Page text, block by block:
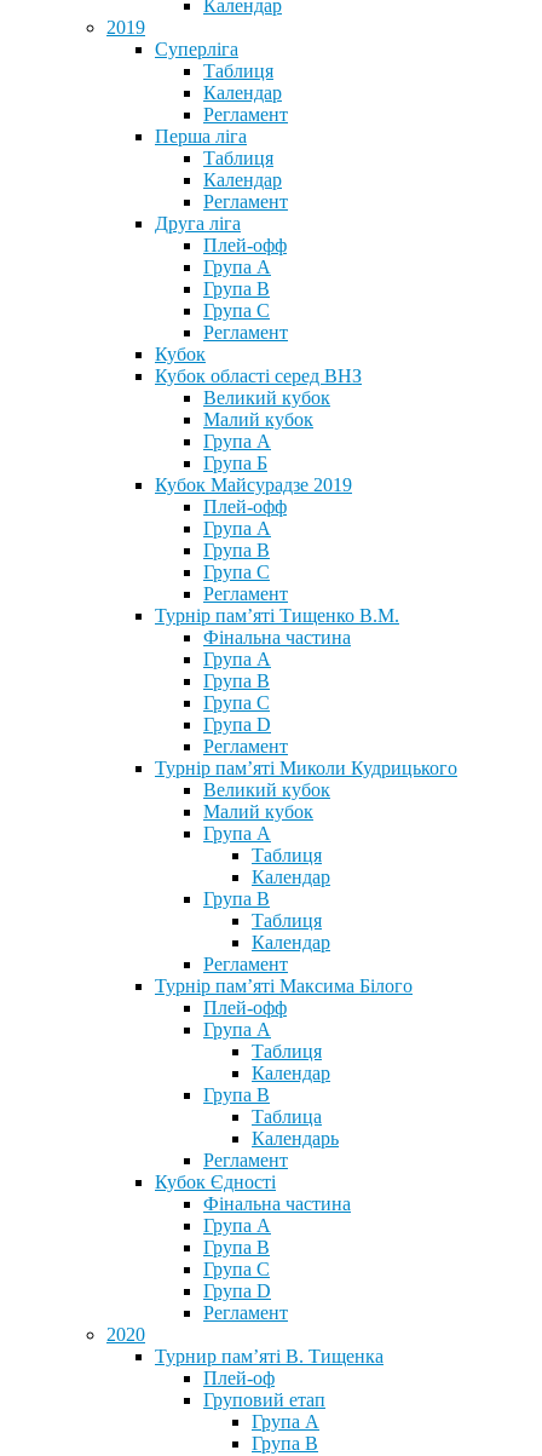
Календар
2019
Суперліга
Таблиця
Календар
Регламент
Перша ліга
Таблиця
Календар
Регламент
Друга ліга
Плей-офф
Група А
Група В
Група С
Регламент
Кубок
Кубок області серед ВНЗ
Великий кубок
Малий кубок
Група А
Група Б
Кубок Майсурадзе 2019
Плей-офф
Група А
Група В
Група С
Регламент
Турнір пам’яті Тищенко В.М.
Фінальна частина
Група А
Група В
Група С
Група D
Регламент
Турнір пам’яті Миколи Кудрицького
Великий кубок
Малий кубок
Група А
Таблиця
Календар
Група В
Таблиця
Календар
Регламент
Турнір пам’яті Максима Білого
Плей-офф
Група А
Таблиця
Календар
Група В
Таблица
Календарь
Регламент
Кубок Єдності
Фінальна частина
Група А
Група В
Група С
Група D
Регламент
2020
Турнир пам’яті В. Тищенка
Плей-оф
Груповий етап
Група А
Група В